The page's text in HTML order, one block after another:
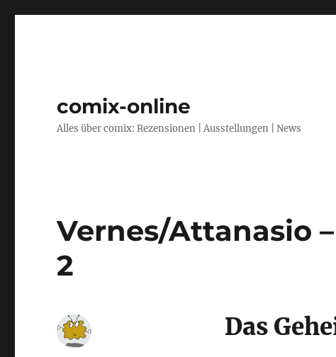
comix-online
Alles über comix: Rezensionen | Ausstellungen | News
Vernes/Attanasio
2
Das